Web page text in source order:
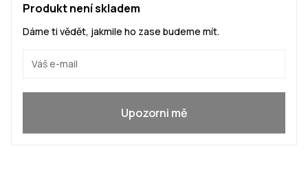
Produkt není skladem
Dáme ti vědět, jakmile ho zase budeme mít.
Upozorni mě